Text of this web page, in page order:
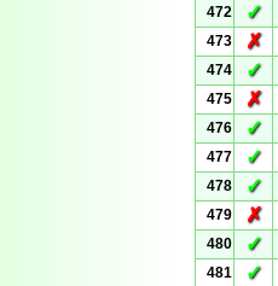
472
✓
473
✗
474
✓
475
✗
476
✓
477
✓
478
✓
479
✗
480
✓
481
✓